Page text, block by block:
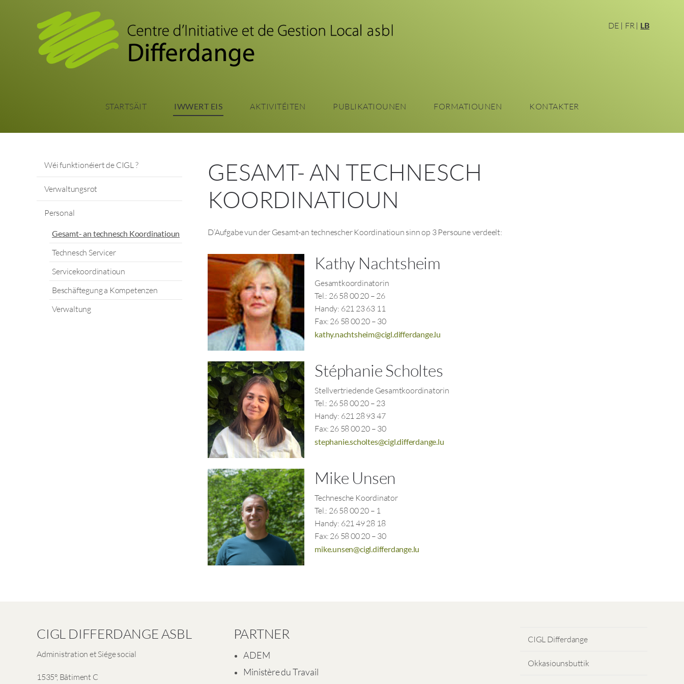
sprangen
DE FR LB
STARTSÄIT IWWERT EIS AKTIVITÉITEN PUBLIKATIOUNEN FORMATIOUNEN KONTAKTER
Wéi funktionéiert de CIGL ?
Verwaltungsrot
Personal
Gesamt- an technesch Koordinatioun
Technesch Servicer
Servicekoordinatioun
Beschäftegung a Kompetenzen
Verwaltung
GESAMT- AN TECHNESCH
KOORDINATIOUN
D’Aufgabe vun der Gesamt-an technescher Koordinatioun sinn op 3 Persoune verdeelt:
Kathy Nachtsheim
Gesamtkoordinatorin
Tel.: 26 58 00 20 – 26
Handy: 621 23 63 11
Fax: 26 58 00 20 – 30
kathy.nachtsheim@cigl.differdange.lu
Stéphanie Scholtes
Stellvertriedende Gesamtkoordinatorin
Tel.: 26 58 00 20 – 23
Handy: 621 28 93 47
Fax: 26 58 00 20 – 30
stephanie.scholtes@cigl.differdange.lu
Mike Unsen
Technesche Koordinator
Tel.: 26 58 00 20 – 1
Handy: 621 49 28 18
Fax: 26 58 00 20 – 30
mike.unsen@cigl.differdange.lu
CIGL DIFFERDANGE ASBL
Administration et Siége social
1535°, Bâtiment C
PARTNER
ADEM
Ministère du Travail
CIGL Differdange
Okkasiounsbuttik